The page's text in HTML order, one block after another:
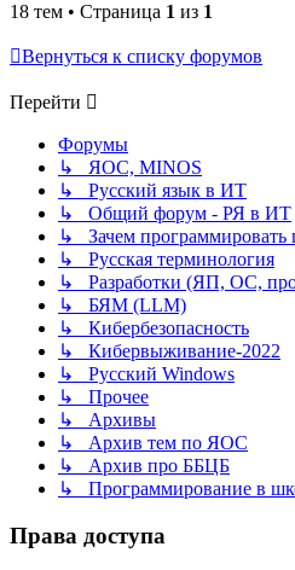
18 тем • Страница 1 из 1
Вернуться к списку форумов
Перейти
Форумы
↳ ЯОС, MINOS
↳ Русский язык в ИТ
↳ Общий форум - РЯ в ИТ
↳ Зачем программировать
↳ Русская терминология
↳ Разработки (ЯП, ОС,
↳ БЯМ (LLM)
↳ Кибербезопасность
↳ Кибервыживание-2022
↳ Русский Windows
↳ Прочее
↳ Архивы
↳ Архив тем по ЯОС
↳ Архив про ББЦБ
↳ Программирование в
Права доступа